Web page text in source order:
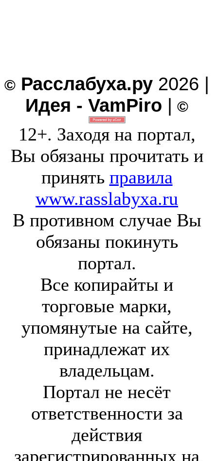
© Расслабуха.ру 2026 |
Идея - VamPiro | ©
12+. Заходя на портал,
Вы обязаны прочитать и
принять правила
www.rasslabyxa.ru
В противном случае Вы
обязаны покинуть
портал.
Все копирайты и
торговые марки,
упомянутые на сайте,
принадлежат их
владельцам.
Портал не несёт
ответственности за
действия
зарегистрированных на